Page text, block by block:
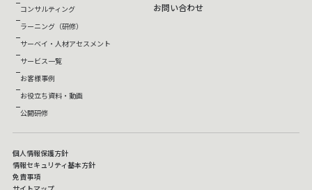
コンサルティング
ラーニング（研修）
サーベイ・人材アセスメント
サービス一覧
お客様事例
お役立ち資料・動画
公開研修
お問い合わせ
個人情報保護方針
情報セキュリティ基本方針
免責事項